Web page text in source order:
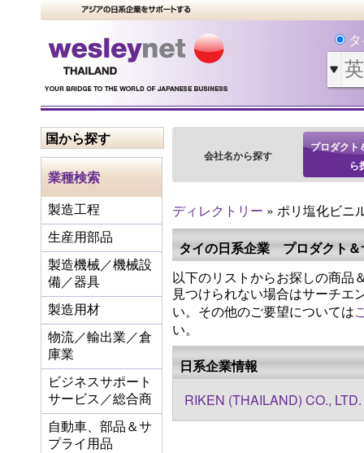
国から探す
業種検索
製造工程
生産用部品
製造機械／機械設
備／器具
製造用材
物流／輸出業／倉
庫業
ビジネスサポート
サービス／総合商
自動車、部品＆サ
プライ用品
会社名から探す
プロダクト
ら
ディレクトリー » ポリ塩化ビニ
タイの日系企業 プロダクト＆
以下のリストからお探しの商品
見つけられない場合はサーチエ
い。その他のご要望については
い。
日系企業情報
RIKEN (THAILAND) CO., LTD.